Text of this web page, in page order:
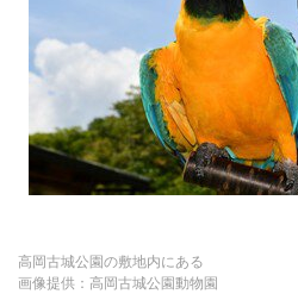
高岡古城公園の敷地内にある
画像提供：高岡古城公園動物園